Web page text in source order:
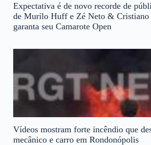
Expectativa é de novo recorde de
de Murilo Huff e Zé Neto & Cristiano
garanta seu Camarote Open
Vídeos mostram forte incêndio que
mecânico e carro em Rondonópolis